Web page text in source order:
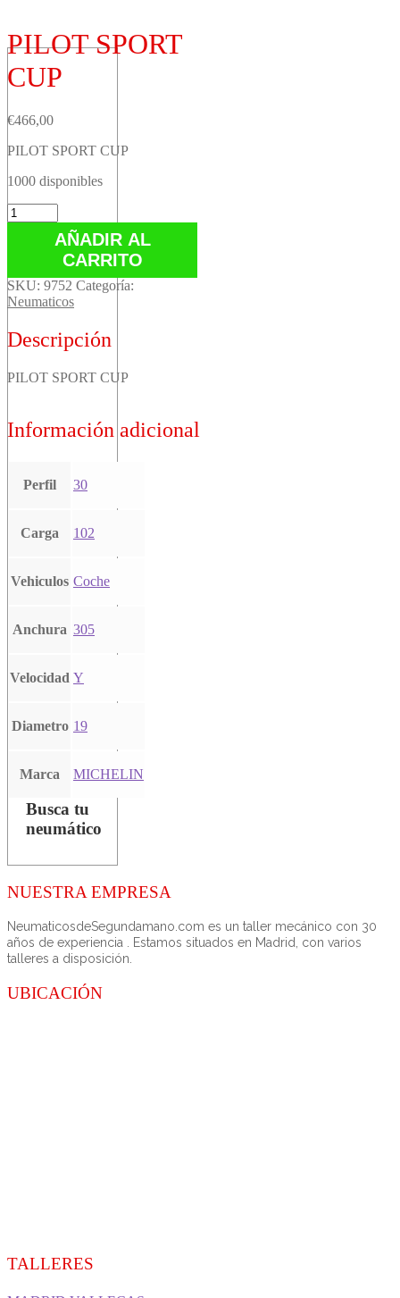
PILOT SPORT
CUP
€466,00
PILOT SPORT CUP
1000 disponibles
PILOT
SPORT
AÑADIR AL
CARRITO
SKU: 9752 Categoría:
Neumaticos
Descripción
PILOT SPORT CUP
Información adicional
Perfil 30
Carga 102
Vehiculos Coche
Anchura 305
Velocidad Y
Diametro 19
Marca MICHELIN
Busca tu
neumático
NUESTRA EMPRESA
NeumaticosdeSegundamano.com es un taller mecánico con 30
años de experiencia . Estamos situados en Madrid, con varios
talleres a disposición.
UBICACIÓN
TALLERES